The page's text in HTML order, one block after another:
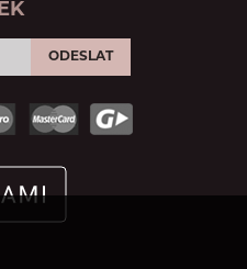
ODESLAT